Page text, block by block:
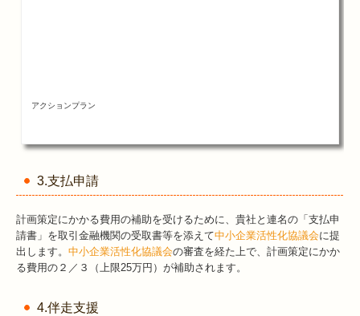
アクションプラン
3.支払申請
計画策定にかかる費用の補助を受けるために、貴社と連名の「支払申
請書」を取引金融機関の受取書等を添えて中小企業活性化協議会に提
出します。 中小企業活性化協議会の審査を経た上で、計画策定にかか
る費用の２／３（上限25万円）が補助されます。
4.伴走支援